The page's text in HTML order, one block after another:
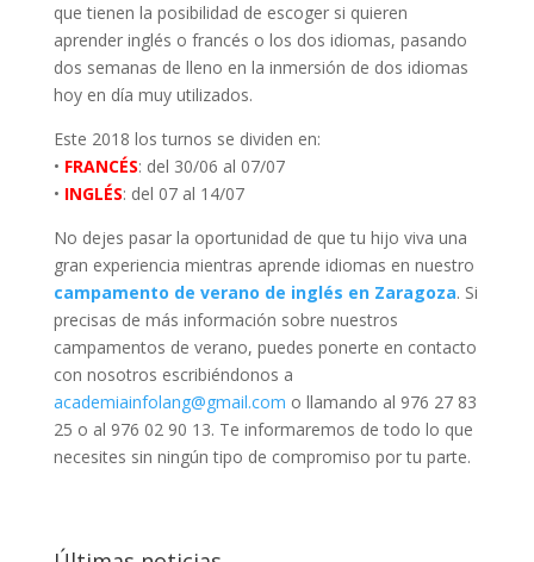
que tienen la posibilidad de escoger si quieren
aprender inglés o francés o los dos idiomas, pasando
dos semanas de lleno en la inmersión de dos idiomas
hoy en día muy utilizados.
Este 2018 los turnos se dividen en:
• FRANCÉS: del 30/06 al 07/07
• INGLÉS: del 07 al 14/07
No dejes pasar la oportunidad de que tu hijo viva una
gran experiencia mientras aprende idiomas en nuestro
campamento de verano de inglés en Zaragoza. Si
precisas de más información sobre nuestros
campamentos de verano, puedes ponerte en contacto
con nosotros escribiéndonos a
academiainfolang@gmail.com o llamando al 976 27 83
25 o al 976 02 90 13. Te informaremos de todo lo que
necesites sin ningún tipo de compromiso por tu parte.